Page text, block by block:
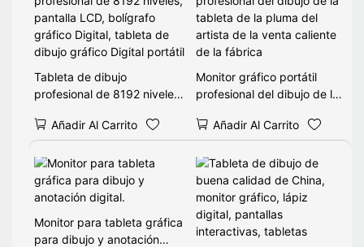
Tableta de dibujo
profesional de 8192 niveles,
gráfico Digital, tableta de
dibujo gráfico Digital portátil
Añadir Al Carrito
Monitor gráfico portátil
profesional del dibujo de la
artista de la venta caliente
de la fábrica
Añadir Al Carrito
Monitor para tableta gráfica
para dibujo y anotación